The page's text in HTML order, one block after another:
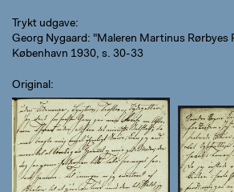
Trykt udgave
Georg Nygaard: "Maleren Martinus Rørbyes
København 1930, s. 30-33
Original